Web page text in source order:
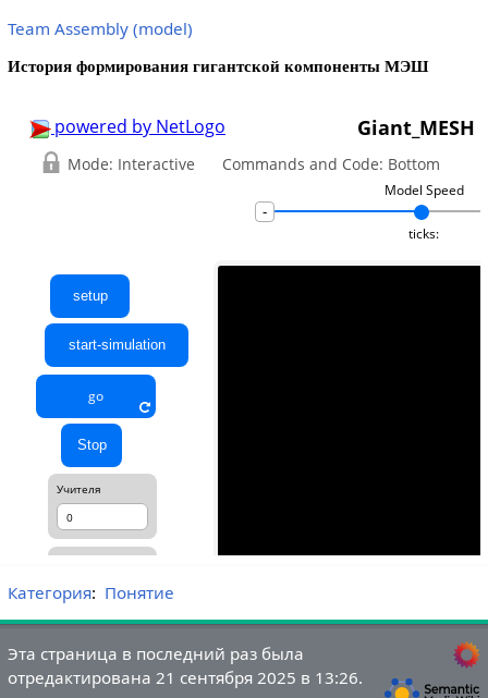
Team Assembly (model)
История формирования гигантской компоненты МЭШ
Категория: Понятие
Эта страница в последний раз была
отредактирована 21 сентября 2025 в 13:26.